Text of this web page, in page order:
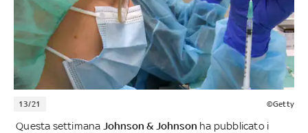
13/21 ©Getty
Questa settimana Johnson & Johnson ha pubblicato i